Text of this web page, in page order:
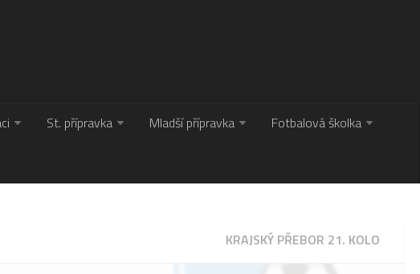
St. přípravka Mladší přípravka Fotbalová školka
KRAJSKÝ PŘEBOR 21. KOLO